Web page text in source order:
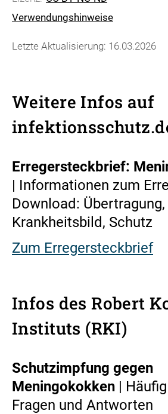
Verwendungshinweise
Letzte Aktualisierung: 16.03.2026
Weitere Infos auf
Erregersteckbrief:
| Informationen zum
Download: Übertragung,
Krankheitsbild, Schutz
Zum Erregersteckbrief
Infos des Robert
Instituts (RKI)
Schutzimpfung gegen
Meningokokken |
Fragen und Antworten